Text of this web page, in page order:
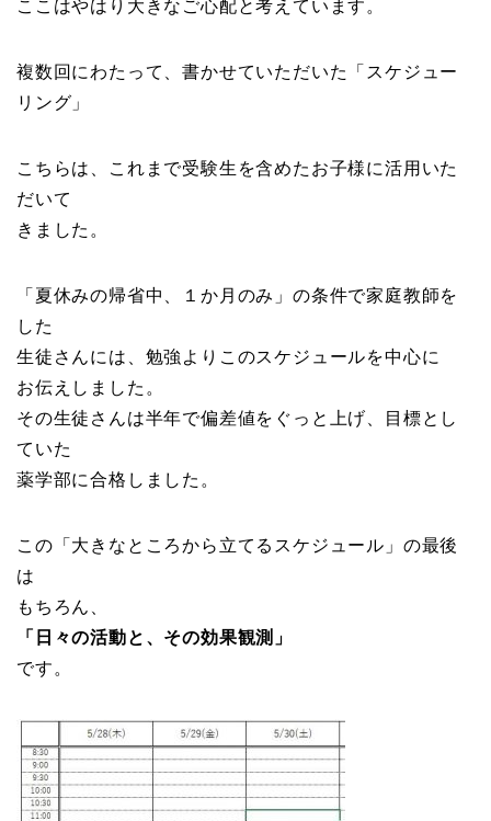
ここはやはり大きなご心配と考えています。
複数回にわたって、書かせていただいた「スケジュー
リング」
こちらは、これまで受験生を含めたお子様に活用いた
だいて
きました。
「夏休みの帰省中、１か月のみ」の条件で家庭教師を
した
生徒さんには、勉強よりこのスケジュールを中心に
お伝えしました。
その生徒さんは半年で偏差値をぐっと上げ、目標とし
ていた
薬学部に合格しました。
この「大きなところから立てるスケジュール」の最後
は
もちろん、
「日々の活動と、その効果観測」
です。